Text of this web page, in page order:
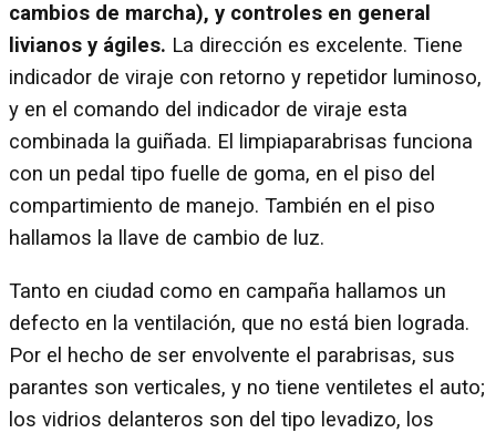
cambios de marcha), y controles en general
livianos y ágiles. La dirección es excelente. Tiene
indicador de viraje con retorno y repetidor luminoso,
y en el comando del indicador de viraje esta
combinada la guiñada. El limpiaparabrisas funciona
con un pedal tipo fuelle de goma, en el piso del
compartimiento de manejo. También en el piso
hallamos la llave de cambio de luz.
Tanto en ciudad como en campaña hallamos un
defecto en la ventilación, que no está bien lograda.
Por el hecho de ser envolvente el parabrisas, sus
parantes son verticales, y no tiene ventiletes el auto;
los vidrios delanteros son del tipo levadizo, los